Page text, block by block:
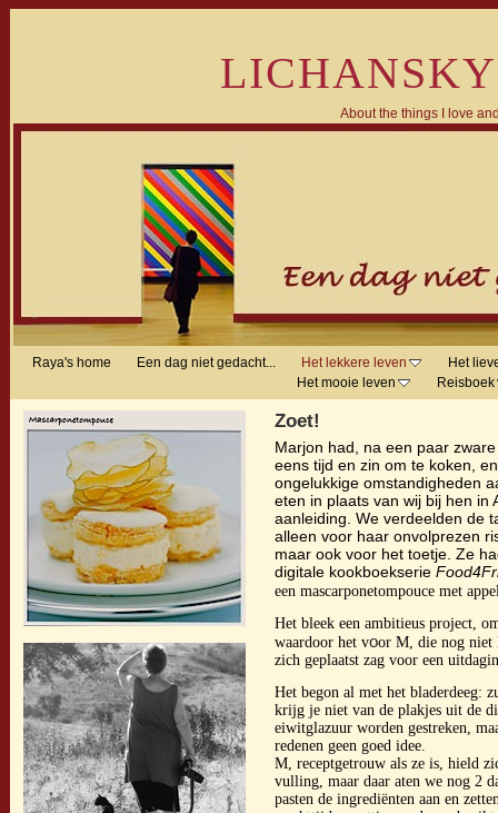
About the things I love
Raya's home Een dag niet gedacht... Het lekkere leven
Het
Het mooie leven
Reisboek
Zoet!
Marjon had, na een paar
eens tijd en zin om te koken,
ongelukkige omstandigheden
eten in plaats van wij bij hen in
aanleiding. We verdeelden de
alleen voor haar onvolprezen
maar ook voor het toetje. Ze
digitale kookboekserie
een mascarponetompouce met
Het bleek een ambitieus project,
waardoor het voor M, die nog niet
zich geplaatst zag voor een
Het begon al met het bladerdeeg:
krijg je niet van de plakjes uit de
eiwitglazuur worden gestreken,
redenen geen goed idee.
M, receptgetrouw als ze is, hield
vulling, maar daar aten we nog 2
pasten de ingrediënten aan en